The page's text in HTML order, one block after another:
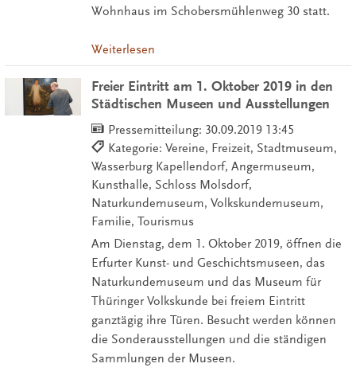
Wohnhaus im Schobersmühlenweg 30 statt.
Weiterlesen
Freier Eintritt am 1. Oktober 2019 in den
Städtischen Museen und Ausstellungen
Pressemitteilung: 30.09.2019 13:45
Kategorie: Vereine, Freizeit, Stadtmuseum,
Wasserburg Kapellendorf, Angermuseum,
Kunsthalle, Schloss Molsdorf,
Naturkundemuseum, Volkskundemuseum,
Familie, Tourismus
Am Dienstag, dem 1. Oktober 2019, öffnen die
Erfurter Kunst- und Geschichtsmuseen, das
Naturkundemuseum und das Museum für
Thüringer Volkskunde bei freiem Eintritt
ganztägig ihre Türen. Besucht werden können
die Sonderausstellungen und die ständigen
Sammlungen der Museen.